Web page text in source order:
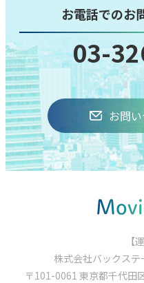
お電話でのお
03-
お問
【
株式会社バックステ
〒101-0061 東京都千代⽥